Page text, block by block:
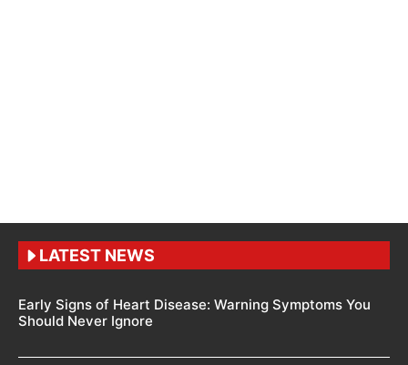
LATEST NEWS
Early Signs of Heart Disease: Warning Symptoms You
Should Never Ignore